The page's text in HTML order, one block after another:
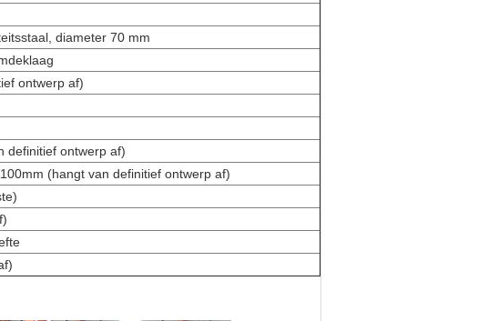
diameter 70 mm
ontwerp af)
definitief ontwerp af)
(hangt van definitief ontwerp af)